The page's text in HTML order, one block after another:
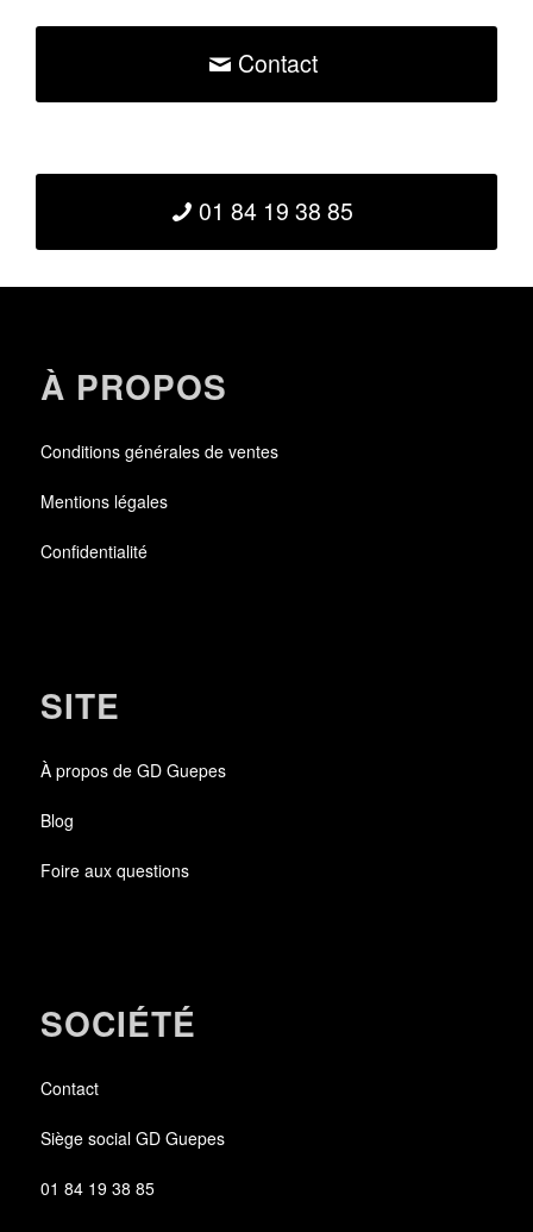
Contact
01 84 19 38 85
À PROPOS
Conditions générales de ventes
Mentions légales
Confidentialité
SITE
À propos de GD Guepes
Blog
Foire aux questions
SOCIÉTÉ
Contact
Siège social GD Guepes
01 84 19 38 85